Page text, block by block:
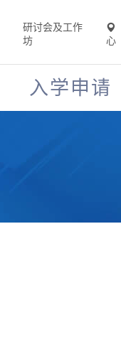
研讨会及工作
坊
心
入学申请